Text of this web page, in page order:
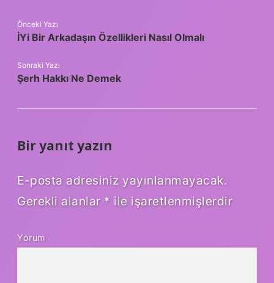
Önceki Yazı
İYi Bir Arkadaşın Özellikleri Nasıl Olmalı
Sonraki Yazı
Şerh Hakkı Ne Demek
Bir yanıt yazın
E-posta adresiniz yayınlanmayacak.
Gerekli alanlar * ile işaretlenmişlerdir
Yorum